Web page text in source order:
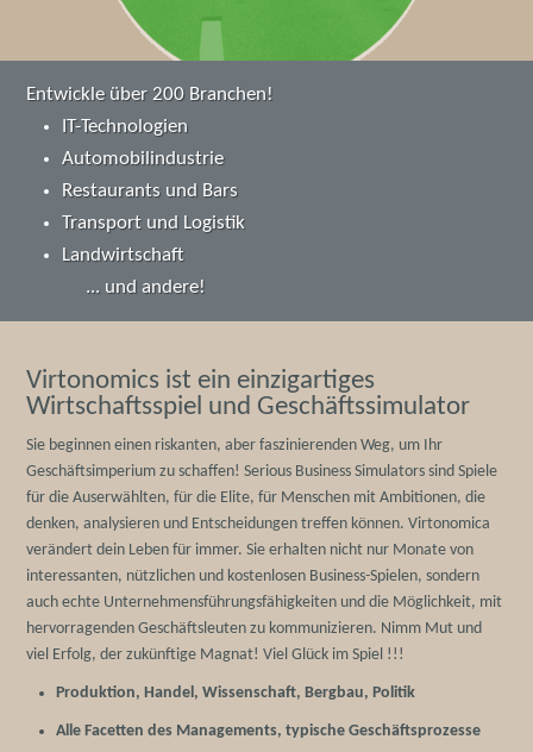
Entwickle über 200 Branchen!
IT-Technologien
Automobilindustrie
Restaurants und Bars
Transport und Logistik
Landwirtschaft
... und andere!
Virtonomics ist ein einzigartiges
Wirtschaftsspiel und Geschäftssimulator
Sie beginnen einen riskanten, aber faszinierenden Weg, um Ihr
Geschäftsimperium zu schaffen! Serious Business Simulators sind Spiele
für die Auserwählten, für die Elite, für Menschen mit Ambitionen, die
denken, analysieren und Entscheidungen treffen können. Virtonomica
verändert dein Leben für immer. Sie erhalten nicht nur Monate von
interessanten, nützlichen und kostenlosen Business-Spielen, sondern
auch echte Unternehmensführungsfähigkeiten und die Möglichkeit, mit
hervorragenden Geschäftsleuten zu kommunizieren. Nimm Mut und
viel Erfolg, der zukünftige Magnat! Viel Glück im Spiel !!!
Produktion, Handel, Wissenschaft, Bergbau, Politik
Alle Facetten des Managements, typische Geschäftsprozesse